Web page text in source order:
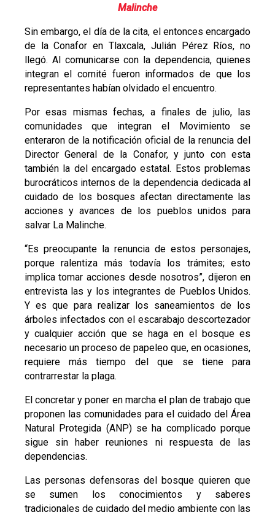
Malinche
Sin embargo, el día de la cita, el entonces encargado
de la Conafor en Tlaxcala, Julián Pérez Ríos, no
llegó. Al comunicarse con la dependencia, quienes
integran el comité fueron informados de que los
representantes habían olvidado el encuentro.
Por esas mismas fechas, a finales de julio, las
comunidades que integran el Movimiento se
enteraron de la notificación oficial de la renuncia del
Director General de la Conafor, y junto con esta
también la del encargado estatal. Estos problemas
burocráticos internos de la dependencia dedicada al
cuidado de los bosques afectan directamente las
acciones y avances de los pueblos unidos para
salvar La Malinche.
“Es preocupante la renuncia de estos personajes,
porque ralentiza más todavía los trámites; esto
implica tomar acciones desde nosotros”, dijeron en
entrevista las y los integrantes de Pueblos Unidos.
Y es que para realizar los saneamientos de los
árboles infectados con el escarabajo descortezador
y cualquier acción que se haga en el bosque es
necesario un proceso de papeleo que, en ocasiones,
requiere más tiempo del que se tiene para
contrarrestar la plaga.
El concretar y poner en marcha el plan de trabajo que
proponen las comunidades para el cuidado del Área
Natural Protegida (ANP) se ha complicado porque
sigue sin haber reuniones ni respuesta de las
dependencias.
Las personas defensoras del bosque quieren que
se sumen los conocimientos y saberes
tradicionales de cuidado del medio ambiente con las